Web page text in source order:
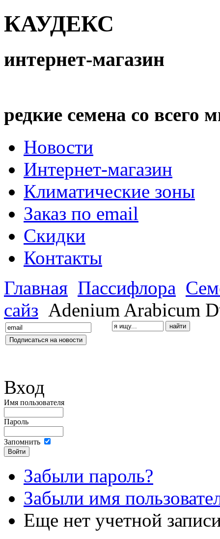
КАУДЕКС
интернет-магазин
редкие семена со всего
Новости
Интернет-магазин
Климатические зоны
Заказ по email
Скидки
Контакты
Главная Пассифлора
сайз Adenium Arabicum
Вход
Имя пользователя
Пароль
Запомнить
Забыли пароль?
Забыли имя
Еще нет учетной